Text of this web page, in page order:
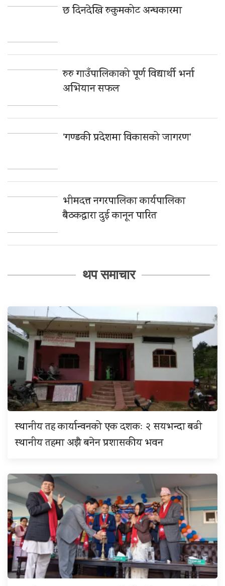
छ दिनदेखि रुकुमकोट अन्धकारमा
रुरु गाउँपालिकाको पूर्ण विद्यार्थी भर्ना
अभियान सफल
‘गण्डकी प्रदेशमा विकासको जागरण’
भीमदत्त नगरपालिका कार्यपालिका
बैठकद्वारा दुई कानून पारित
थप समाचार
स्थानीय तह कार्यान्वनको एक दशकः २ सयभन्दा बढी
स्थानीय तहमा अझै बनेन प्रशासकीय भवन